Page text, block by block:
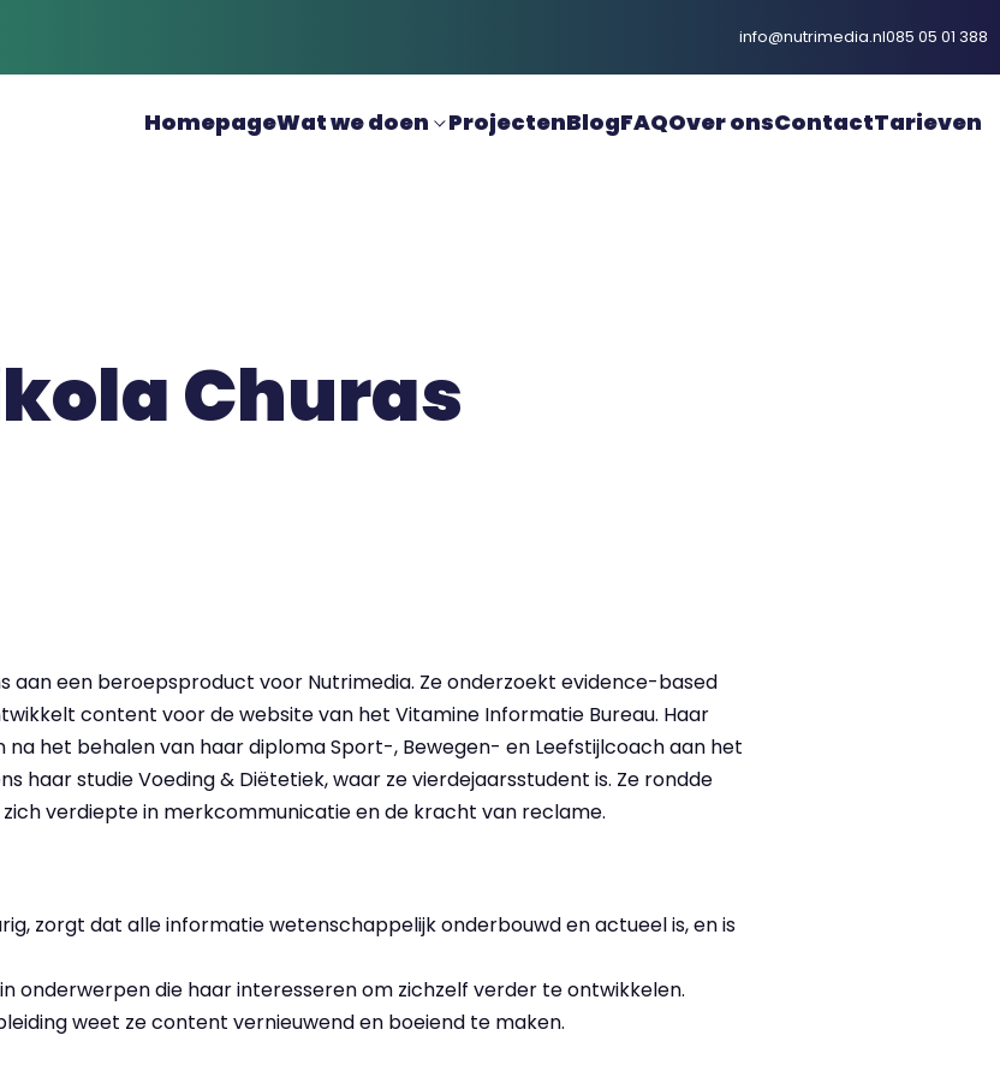
info@nutrimedia.nl085 05 01 388
HomepageWat we doen ProjectenBlogFAQOver onsContactTarieven
Churas
aan een beroepsproduct voor Nutrimedia. Ze onderzoekt evidence-based
content voor de website van het Vitamine Informatie Bureau. Haar
na het behalen van haar diploma Sport-, Bewegen- en Leefstijlcoach aan het
haar studie Voeding & Diëtetiek, waar ze vierdejaarsstudent is. Ze rondde
verdiepte in merkcommunicatie en de kracht van reclame.
zorgt dat alle informatie wetenschappelijk onderbouwd en actueel is, en is
onderwerpen die haar interesseren om zichzelf verder te ontwikkelen.
weet ze content vernieuwend en boeiend te maken.